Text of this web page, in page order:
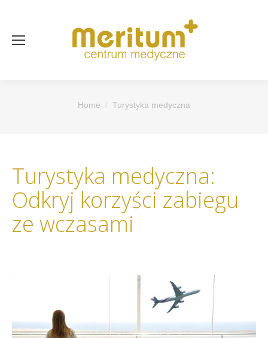
Home Turystyka medyczna
Turystyka medyczna:
Odkryj korzyści zabiegu
ze wczasami